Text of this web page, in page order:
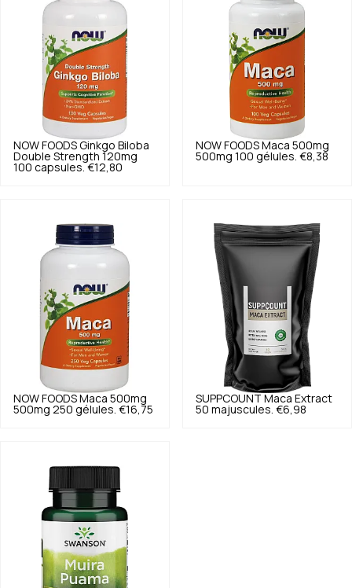
NOW FOODS Ginkgo Biloba
Double Strength 120mg
100 capsules. €12,80
NOW FOODS Maca 500mg
500mg 100 gélules. €8,38
NOW FOODS Maca 500mg
500mg 250 gélules. €16,75
SUPPCOUNT Maca Extract
50 majuscules. €6,98